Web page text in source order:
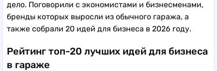
дело. Поговорили с экономистами и бизнесменами,
бренды которых выросли из обычного гаража, а
также собрали 20 идей для бизнеса в 2026 году.
Рейтинг топ-20 лучших идей для бизнеса
в гараже